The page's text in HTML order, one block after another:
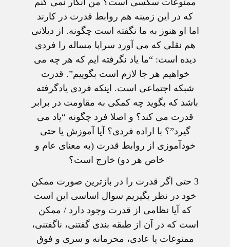
که در اين زمينه هم روابط قدرت در کارند
اما او هنوز به ما نگفته است چگونه. از ديلانی
هم نقلی که می آورد سراپا مساله را فردی
ديده است: “ما ياد نگرفته ايم که هر چه می
خواهيم هر جا لازم است بگوييم”. قدرت
شبکه اجتماعی است. اينکه فردی يادگرفته
باشد که بگويد چه کمکی به مقاومت در برابر
قدرت می کند؟ و اصلا فرد چگونه “ياد می
گيرد”؟ با اراده فردی؟ آيا آموزش يا حتی
خودآموزی از روابط قدرت (به معنای عام و
خاص هر دو) خارج است؟
3 حتی اگر قدرت را در بازترين صورت ممکن
خود در نظر بگيريم سوال اساسی اين است
که آيا نظامی از قدرت وجود دارد / ممکن
است که در آن از طبقه بندی گفتنی، ناگفتنی،
ممنوعات يا عادی، محرمانه و سری و فوق